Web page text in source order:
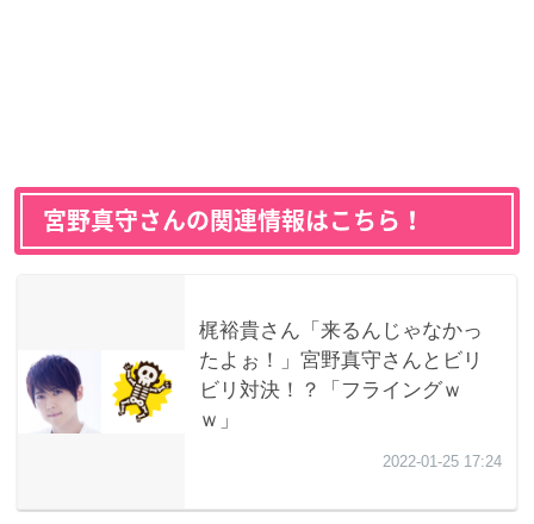
宮野真守さんの関連情報はこちら！